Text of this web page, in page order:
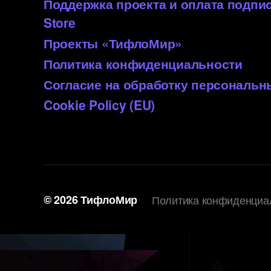
Store
Проекты «ТифлоМир»
Политика конфиденциальности
Согласие на обработку
Cookie Policy (EU)
© 2026ТифлоМир Политика